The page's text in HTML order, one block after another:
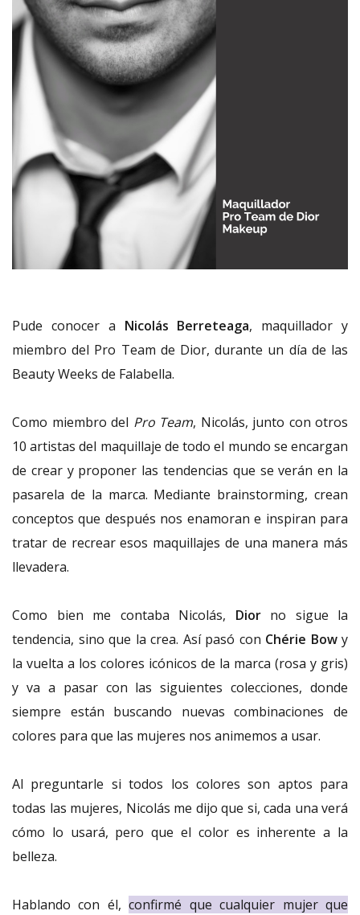
Pude conocer a Nicolás Berreteaga, maquillador y
miembro del Pro Team de Dior, durante un día de las
Beauty Weeks de Falabella.
Como miembro del Pro Team, Nicolás, junto con otros
10 artistas del maquillaje de todo el mundo se encargan
de crear y proponer las tendencias que se verán en la
pasarela de la marca. Mediante brainstorming, crean
conceptos que después nos enamoran e inspiran para
tratar de recrear esos maquillajes de una manera más
llevadera.
Como bien me contaba Nicolás, Diorno sigue la
tendencia, sino que la crea. Así pasó con Chérie Bowy
la vuelta a los colores icónicos de la marca (rosa y gris)
y va a pasar con las siguientes colecciones, donde
siempre están buscando nuevas combinaciones de
colores para que las mujeres nos animemos a usar.
Al preguntarle si todos los colores son aptos para
todas las mujeres, Nicolás me dijo que si, cada una verá
cómo lo usará, pero que el color es inherente a la
belleza.
Hablando con él,confirmé que cualquier mujer que